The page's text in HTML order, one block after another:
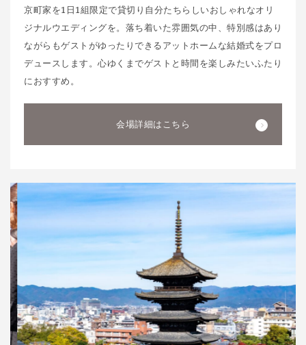
京町家を1日1組限定で貸切り自分たちらしいおしゃれなオリ
ジナルウエディングを。落ち着いた雰囲気の中、特別感はあり
ながらもゲストがゆったりできるアットホームな結婚式をプロ
デュースします。心ゆくまでゲストと時間を楽しみたいふたり
におすすめ。
会場詳細はこちら